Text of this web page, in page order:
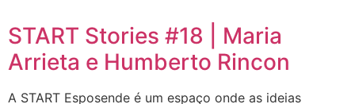
START Stories #18 | Maria
Arrieta e Humberto Rincon
A START Esposende é um espaço onde as ideias